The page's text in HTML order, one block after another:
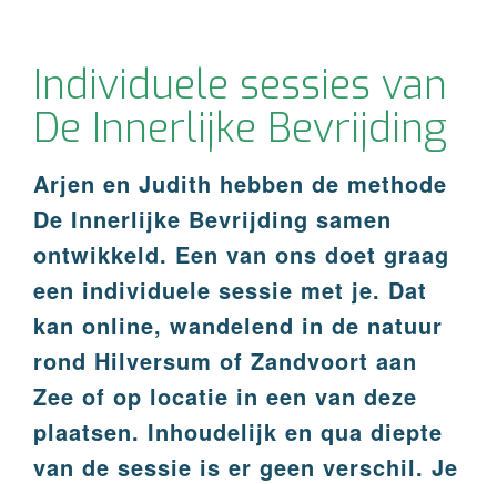
Individuele sessies van
De Innerlijke Bevrijding
Arjen en Judith hebben de methode
De Innerlijke Bevrijding samen
ontwikkeld. Een van ons doet graag
een individuele sessie met je. Dat
kan online, wandelend in de natuur
rond Hilversum of Zandvoort aan
Zee of op locatie in een van deze
plaatsen. Inhoudelijk en qua diepte
van de sessie is er geen verschil. Je